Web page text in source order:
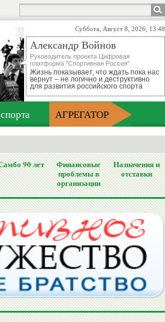
Суббота, Август 8, 2026, 13:48
Александр Войнов
Руководитель проекта Цифровая
платформа "Спортивная Россия"
Жизнь показывает, что ждать пока нас
вернут – не логично и деструктивно
для развития российского спорта
АГРЕГАТОР
90 лет
Финансовые
проблемы в
организации
Назначения и
отставки